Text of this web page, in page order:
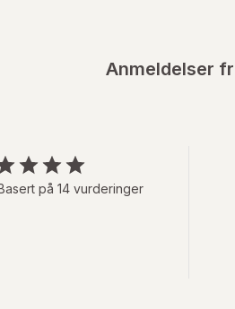
Anmeldelser
på 14 vurderinger